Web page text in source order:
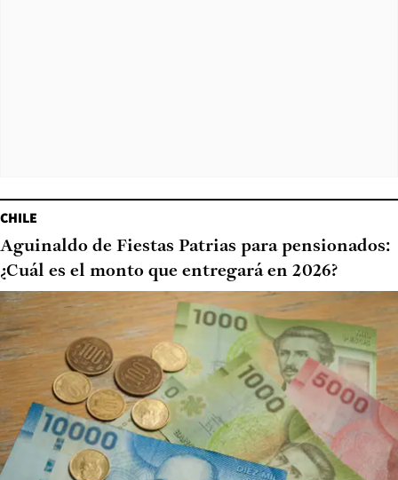
CHILE
Aguinaldo de Fiestas Patrias para pensionados:
¿Cuál es el monto que entregará en 2026?